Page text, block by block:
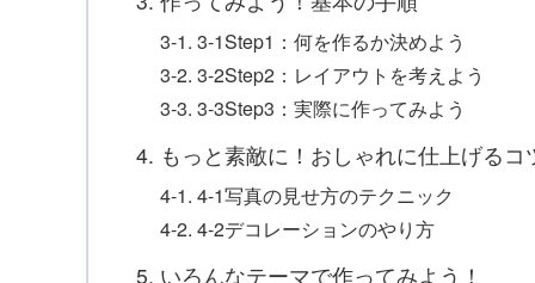
3-1. 3-1Step1：何を作るか決めよう
3-2. 3-2Step2：レイアウトを考えよう
3-3. 3-3Step3：実際に作ってみよう
4. もっと素敵に！おしゃれに仕上げるコ
4-1. 4-1写真の見せ方のテクニック
4-2. 4-2デコレーションのやり方
5. いろんなテーマで作ってみよう！